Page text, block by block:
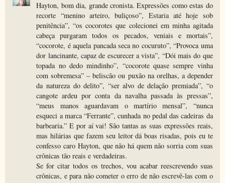
Hayton, bom dia, grande cronista. Expressões como estas do
recorte “menino arteiro, buliçoso”, Estaria até hoje sob
penitência”, “os cocorotes que colecionei em minha agitada
cabeça purgaram todos os pecados, veniais e mortais”,
“cocorote, é aquela pancada seca no cocuruto”, “Provoca uma
dor lancinante, capaz de escurecer a vista”, “Dói mais do que
topada no dedo mindinho”, “cocorote quase sempre vinha
com sobremesa” – beliscão ou puxão na orelhas, a depender
da natureza do delito”, “ser alvo de delação premiada”, “o
cangote ardeu por conta da navalha passada às pressas”,
“meus manos aguardavam o martírio mensal”, “nunca
esqueci a marca “Ferrante”, cunhada no pedal das cadeiras da
barbearia.” E por aí vai! São tantas as suas expressões reais,
mas hilárias que fazem seu leitor dá boas risadas, pois eu te
confesso caro Hayton, que não há quem não sorria com suas
crônicas tão reais e verdadeiras.
Se for citar todos os trechos, vou acabar reescrevendo suas
crônicas, e para não cometer o erro de não escrevê-las com o